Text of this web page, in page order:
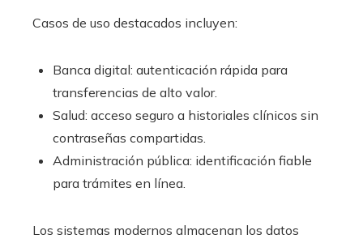
Casos de uso destacados incluyen:
Banca digital: autenticación rápida para
transferencias de alto valor.
Salud: acceso seguro a historiales clínicos sin
contraseñas compartidas.
Administración pública: identificación fiable
para trámites en línea.
Los sistemas modernos almacenan los datos